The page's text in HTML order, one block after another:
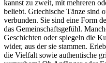
kannst zu zweit, mit mehreren
beliebt. Griechische Tänze sind
verbunden. Sie sind eine Form
das Gemeinschaftsgefühl.
Geschichten oder spiegeln die
wider, aus der sie stammen.
die Vielfalt sowie authentische